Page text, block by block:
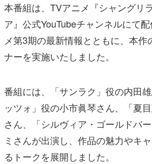
本番組は、TVアニメ『シャングリ
ア』公式YouTubeチャンネルにて
メ第3期の最新情報とともに、本作
ナーを実施いたしました。
番組には、「サンラク」役の内田
ッツォ」役の小市眞琴さん、「夏
さん、「シルヴィア・ゴールドバ
ミさんが出演し、作品の魅力やキ
るトークを展開しました。